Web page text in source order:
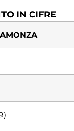
IN CIFRE
MONZA